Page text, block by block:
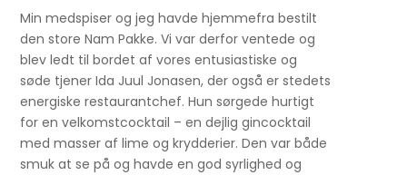
Min medspiser og jeg havde hjemmefra bestilt
den store Nam Pakke. Vi var derfor ventede og
blev ledt til bordet af vores entusiastiske og
søde tjener Ida Juul Jonasen, der også er stedets
energiske restaurantchef. Hun sørgede hurtigt
for en velkomstcocktail – en dejlig gincocktail
med masser af lime og krydderier. Den var både
smuk at se på og havde en god syrlighed og